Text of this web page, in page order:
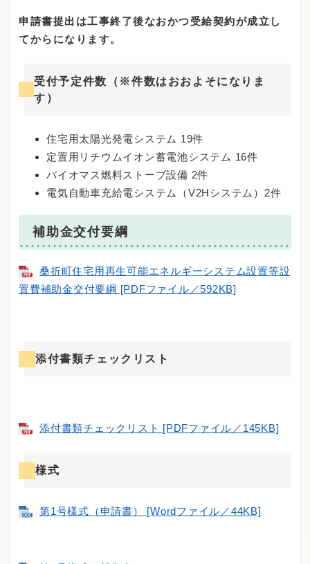
申請書提出は工事終了後なおかつ受給契約が成立し
てからになります。
受付予定件数（※件数はおおよそになりま
す）
住宅用太陽光発電システム 19件
定置用リチウムイオン蓄電池システム 16件
バイオマス燃料ストーブ設備 2件
電気自動車充給電システム（V2Hシステム）2件
補助金交付要綱
桑折町住宅用再生可能エネルギーシステム設置等設
置費補助金交付要綱 [PDFファイル／592KB]
添付書類チェックリスト
添付書類チェックリスト [PDFファイル／145KB]
様式
第1号様式（申請書） [Wordファイル／44KB]